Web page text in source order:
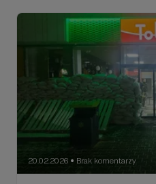
20.02.2026 ● Brak komentarzy